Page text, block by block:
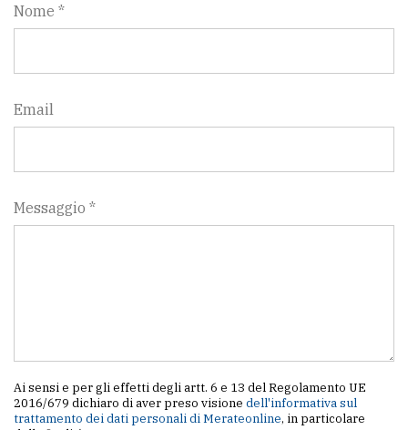
Nome *
Email
Messaggio *
Ai sensi e per gli effetti degli artt. 6 e 13 del Regolamento UE
2016/679 dichiaro di aver preso visione dell'informativa sul
trattamento dei dati personali di Merateonline, in particolare